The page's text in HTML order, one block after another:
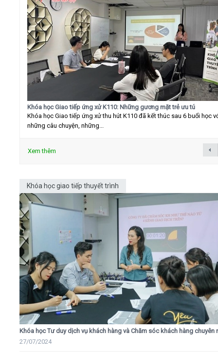
Khóa học Giao tiếp ứng xử K110: Những gương mặt trẻ ưu tú
Khóa học Giao tiếp ứng xử thu hút K110 đã kết thúc sau 6 buổi học
những câu chuyện, những...
Xem thêm
Khóa học giao tiếp thuyết trình
Khóa học Tư duy dịch vụ khách hàng và Chăm sóc khách hàng chuyên
27/07/2024